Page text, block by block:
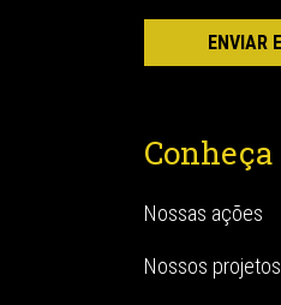
Conheça
Nossas ações
Nossos projetos